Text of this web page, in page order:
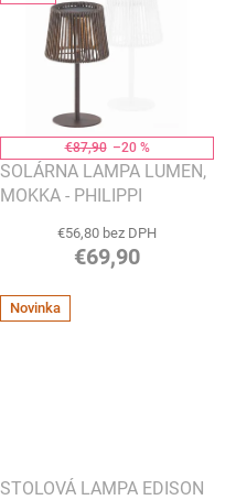
€87,90 –20 %
SOLÁRNA LAMPA LUMEN,
MOKKA - PHILIPPI
€56,80 bez DPH
€69,90
Novinka
STOLOVÁ LAMPA EDISON